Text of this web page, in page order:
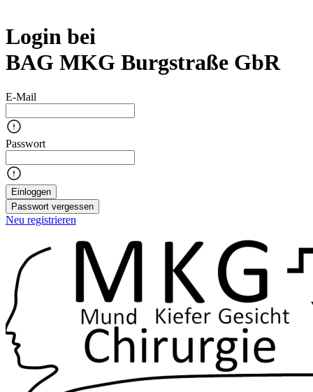
Login bei
BAG MKG Burgstraße GbR
E-Mail
Passwort
Einloggen
Passwort vergessen
Neu registrieren